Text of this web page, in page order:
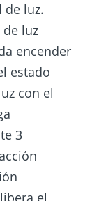
luz.
luz
encender
estado
con el
3